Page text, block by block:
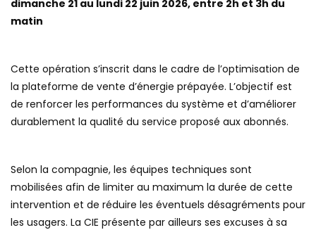
dimanche 21 au lundi 22 juin 2026, entre 2h et 3h du
matin
Cette opération s’inscrit dans le cadre de l’optimisation de
la plateforme de vente d’énergie prépayée. L’objectif est
de renforcer les performances du système et d’améliorer
durablement la qualité du service proposé aux abonnés.
Selon la compagnie, les équipes techniques sont
mobilisées afin de limiter au maximum la durée de cette
intervention et de réduire les éventuels désagréments pour
les usagers. La CIE présente par ailleurs ses excuses à sa